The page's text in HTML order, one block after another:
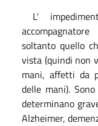
L'
soltanto quello
vista (quindi non
mani, affetti da
delle mani).
determinano
Alzheimer,